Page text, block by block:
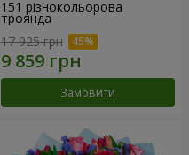
151 різнокольорова
троянда
17 925 грн
Замовити